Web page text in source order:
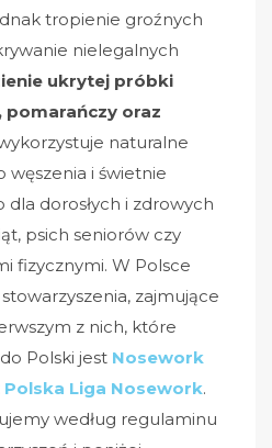
tropienie groźnych
nielegalnych
ukrytej próbki
pomarańczy oraz
naturalne
węszenia i świetnie
dla dorosłych i zdrowych
psich seniorów czy
fizycznymi. W Polsce
zajmujące
z nich, które
Polski jest Nosework
Polska Liga Nosework.
według regulaminu